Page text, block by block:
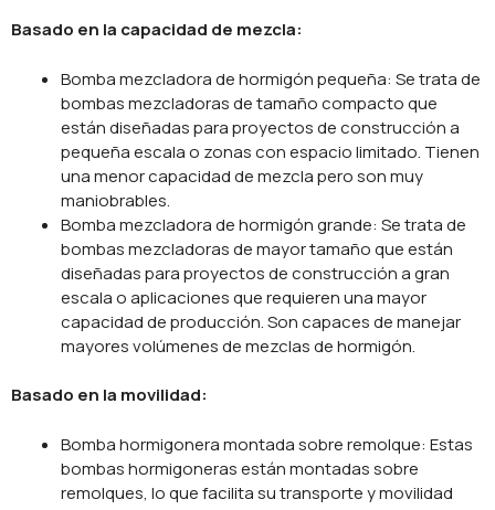
Basado en la capacidad de mezcla:
Bomba mezcladora de hormigón pequeña: Se trata de
bombas mezcladoras de tamaño compacto que
están diseñadas para proyectos de construcción a
pequeña escala o zonas con espacio limitado. Tienen
una menor capacidad de mezcla pero son muy
maniobrables.
Bomba mezcladora de hormigón grande: Se trata de
bombas mezcladoras de mayor tamaño que están
diseñadas para proyectos de construcción a gran
escala o aplicaciones que requieren una mayor
capacidad de producción. Son capaces de manejar
mayores volúmenes de mezclas de hormigón.
Basado en la movilidad:
Bomba hormigonera montada sobre remolque: Estas
bombas hormigoneras están montadas sobre
remolques, lo que facilita su transporte y movilidad